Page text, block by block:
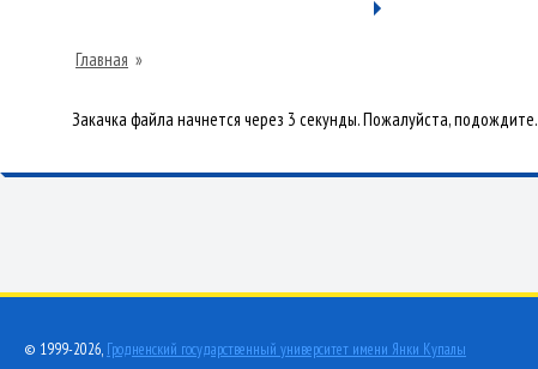
Главная »
Закачка файла начнется через 3 секунды. Пожалуйста, подождите.
© 1999-2026, Гродненский государственный университет имени Янки Купалы